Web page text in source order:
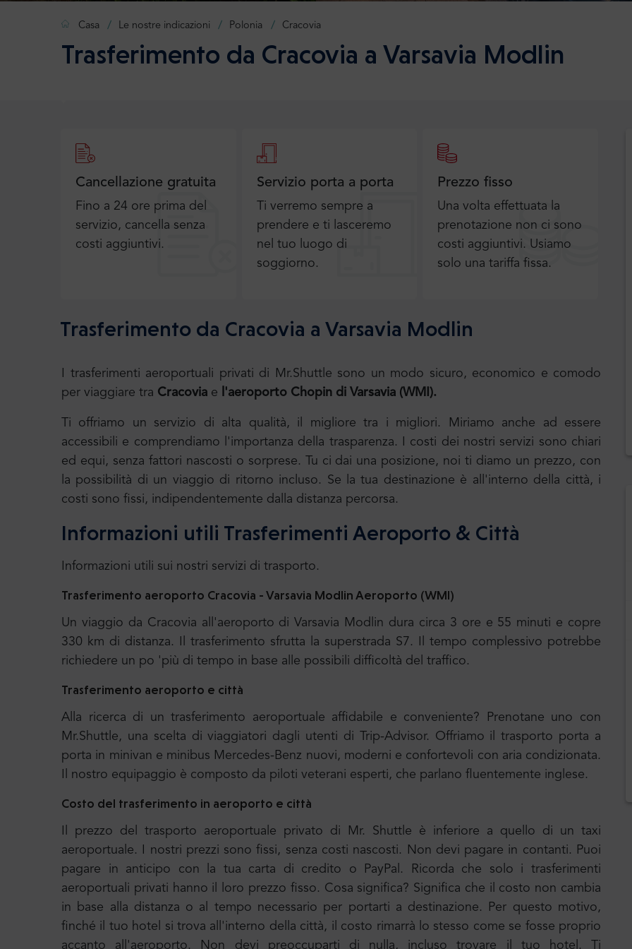
Casa Le nostre indicazioni Polonia Cracovia
Trasferimento da Cracovia a Varsavia Modlin
Cancellazione gratuita
Fino a 24 ore prima del
servizio, cancella senza
costi aggiuntivi.
Servizio porta a porta
Ti verremo sempre a
prendere e ti lasceremo
nel tuo luogo di
soggiorno.
Prezzo fisso
Una volta effettuata la
prenotazione non ci sono
costi aggiuntivi. Usiamo
solo una tariffa fissa.
Trasferimento da Cracovia a Varsavia Modlin
I trasferimenti aeroportuali privati di Mr.Shuttle sono un modo sicuro, economico e comodo
per viaggiare tra Cracovia e l'aeroporto Chopin di Varsavia (WMI).
Ti offriamo un servizio di alta qualità, il migliore tra i migliori. Miriamo anche ad essere
accessibili e comprendiamo l'importanza della trasparenza. I costi dei nostri servizi sono chiari
ed equi, senza fattori nascosti o sorprese. Tu ci dai una posizione, noi ti diamo un prezzo, con
la possibilità di un viaggio di ritorno incluso. Se la tua destinazione è all'interno della città, i
costi sono fissi, indipendentemente dalla distanza percorsa.
Informazioni utili Trasferimenti Aeroporto & Città
Informazioni utili sui nostri servizi di trasporto.
Trasferimento aeroporto Cracovia - Varsavia Modlin Aeroporto (WMI)
Un viaggio da Cracovia all'aeroporto di Varsavia Modlin dura circa 3 ore e 55 minuti e copre
330 km di distanza. Il trasferimento sfrutta la superstrada S7. Il tempo complessivo potrebbe
richiedere un po 'più di tempo in base alle possibili difficoltà del traffico.
Trasferimento aeroporto e città
Alla ricerca di un trasferimento aeroportuale affidabile e conveniente? Prenotane uno con
Mr.Shuttle, una scelta di viaggiatori dagli utenti di Trip-Advisor. Offriamo il trasporto porta a
porta in minivan e minibus Mercedes-Benz nuovi, moderni e confortevoli con aria condizionata.
Il nostro equipaggio è composto da piloti veterani esperti, che parlano fluentemente inglese.
Costo del trasferimento in aeroporto e città
Il prezzo del trasporto aeroportuale privato di Mr. Shuttle è inferiore a quello di un taxi
aeroportuale. I nostri prezzi sono fissi, senza costi nascosti. Non devi pagare in contanti. Puoi
pagare in anticipo con la tua carta di credito o PayPal. Ricorda che solo i trasferimenti
aeroportuali privati hanno il loro prezzo fisso. Cosa significa? Significa che il costo non cambia
in base alla distanza o al tempo necessario per portarti a destinazione. Per questo motivo,
finché il tuo hotel si trova all'interno della città, il costo rimarrà lo stesso come se fosse proprio
accanto all'aeroporto. Non devi preoccuparti di nulla, incluso trovare il tuo hotel. Ti